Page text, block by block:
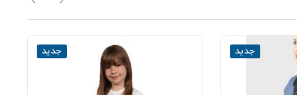
جدید جدید